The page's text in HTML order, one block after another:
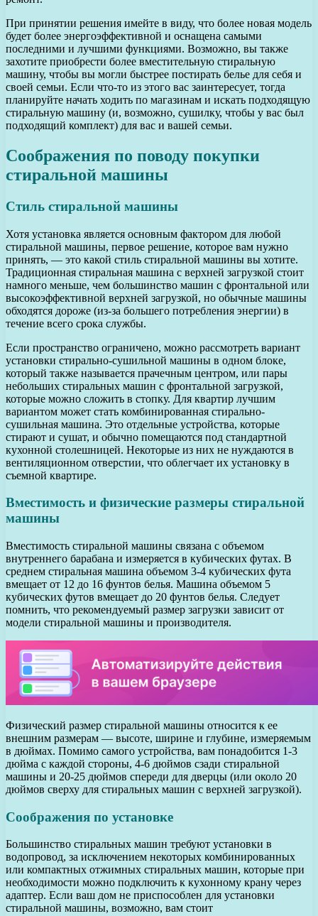
При принятии решения имейте в виду, что более новая модель
будет более энергоэффективной и оснащена самыми
последними и лучшими функциями. Возможно, вы также
захотите приобрести более вместительную стиральную
машину, чтобы вы могли быстрее постирать белье для себя и
своей семьи. Если что-то из этого вас заинтересует, тогда
планируйте начать ходить по магазинам и искать подходящую
стиральную машину (и, возможно, сушилку, чтобы у вас был
подходящий комплект) для вас и вашей семьи.
Соображения по поводу покупки
стиральной машины
Стиль стиральной машины
Хотя установка является основным фактором для любой
стиральной машины, первое решение, которое вам нужно
принять, — это какой стиль стиральной машины вы хотите.
Традиционная стиральная машина с верхней загрузкой стоит
намного меньше, чем большинство машин с фронтальной или
высокоэффективной верхней загрузкой, но обычные машины
обходятся дороже (из-за большего потребления энергии) в
течение всего срока службы.
Если пространство ограничено, можно рассмотреть вариант
установки стирально-сушильной машины в одном блоке,
который также называется прачечным центром, или пары
небольших стиральных машин с фронтальной загрузкой,
которые можно сложить в стопку. Для квартир лучшим
вариантом может стать комбинированная стирально-
сушильная машина. Это отдельные устройства, которые
стирают и сушат, и обычно помещаются под стандартной
кухонной столешницей. Некоторые из них не нуждаются в
вентиляционном отверстии, что облегчает их установку в
съемной квартире.
Вместимость и физические размеры стиральной
машины
Вместимость стиральной машины связана с объемом
внутреннего барабана и измеряется в кубических футах. В
среднем стиральная машина объемом 3-4 кубических фута
вмещает от 12 до 16 фунтов белья. Машина объемом 5
кубических футов вмещает до 20 фунтов белья. Следует
помнить, что рекомендуемый размер загрузки зависит от
модели стиральной машины и производителя.
Физический размер стиральной машины относится к ее
внешним размерам — высоте, ширине и глубине, измеряемым
в дюймах. Помимо самого устройства, вам понадобится 1-3
дюйма с каждой стороны, 4-6 дюймов сзади стиральной
машины и 20-25 дюймов спереди для дверцы (или около 20
дюймов сверху для стиральных машин с верхней загрузкой).
Соображения по установке
Большинство стиральных машин требуют установки в
водопровод, за исключением некоторых комбинированных
или компактных отжимных стиральных машин, которые при
необходимости можно подключить к кухонному крану через
адаптер. Если ваш дом не приспособлен для установки
стиральной машины, возможно, вам стоит